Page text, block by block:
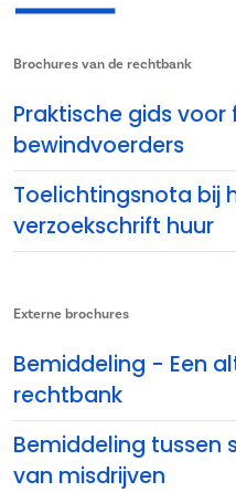
Brochures van de rechtbank
Praktische gids
bewindvoerders
Toelichtingsnota bij
verzoekschrift huur
Externe brochures
Bemiddeling - Een
rechtbank
Bemiddeling tussen
van misdrijven